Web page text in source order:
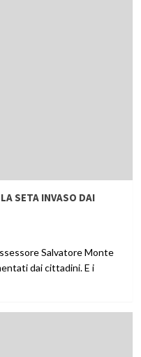
SETA INVASO DAI
Salvatore Monte
dai cittadini. E i